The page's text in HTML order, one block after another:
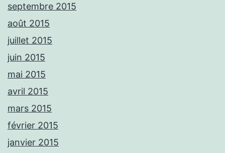
septembre 2015
août 2015
juillet 2015
juin 2015
mai 2015
avril 2015
mars 2015
février 2015
janvier 2015